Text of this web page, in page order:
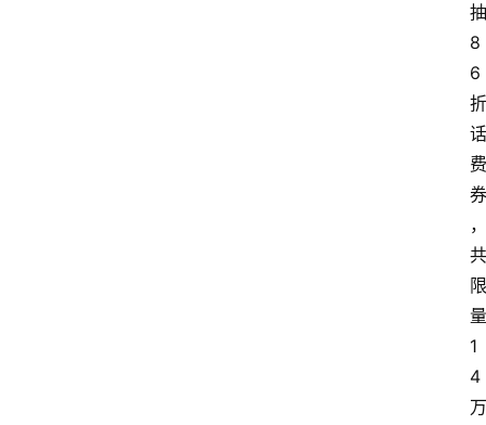
抽
8
6
折
话
费
券
，
共
限
量
1
4
万